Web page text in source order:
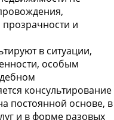
и
в ситуации,
особым
консультирование
постоянной основе, в
и в форме разовых